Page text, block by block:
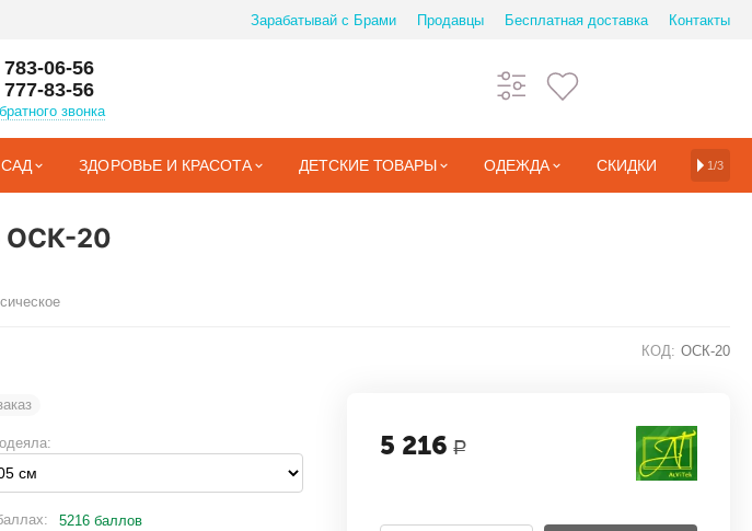
Зарабатывай с Брами Продавцы Бесплатная доставка Контакты
06-56
83-56
звонка
ЗДОРОВЬЕ И КРАСОТА ДЕТСКИЕ ТОВАРЫ ОДЕЖДА СКИДКИ 1/3
ОСК-20
КОД: ОСК-20
5216 баллов
5 216 Р